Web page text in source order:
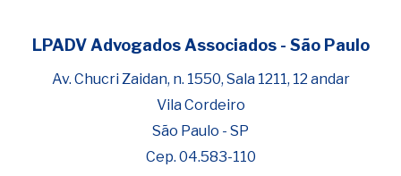
Fale com Henrique Lima
Cadastre-se para começar uma
conversa no WhatsApp
LPADV Advogados Associados - São Paulo
Av. Chucri Zaidan, n. 1550, Sala 1211, 12 andar
Vila Cordeiro
São Paulo - SP
Cep. 04.583-110